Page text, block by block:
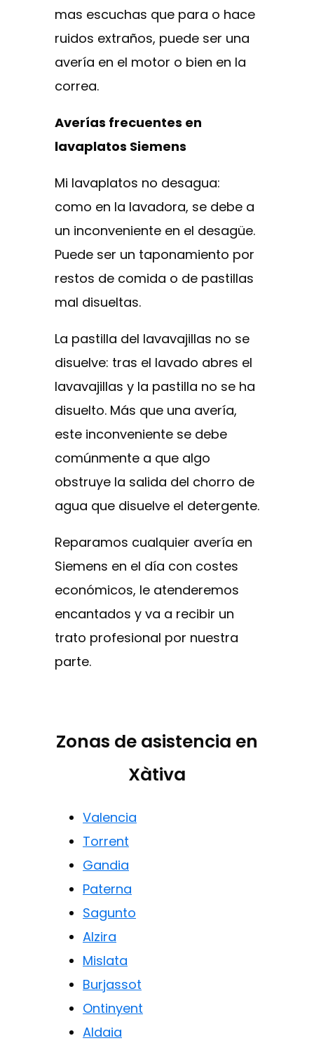
mas escuchas que para o hace
ruidos extraños, puede ser una
avería en el motor o bien en la
correa.
Averías frecuentes en
lavaplatos Siemens
Mi lavaplatos no desagua:
como en la lavadora, se debe a
un inconveniente en el desagüe.
Puede ser un taponamiento por
restos de comida o de pastillas
mal disueltas.
La pastilla del lavavajillas no se
disuelve: tras el lavado abres el
lavavajillas y la pastilla no se ha
disuelto. Más que una avería,
este inconveniente se debe
comúnmente a que algo
obstruye la salida del chorro de
agua que disuelve el detergente.
Reparamos cualquier avería en
Siemens en el día con costes
económicos, le atenderemos
encantados y va a recibir un
trato profesional por nuestra
parte.
Zonas de asistencia en
Xàtiva
Valencia
Torrent
Gandia
Paterna
Sagunto
Alzira
Mislata
Burjassot
Ontinyent
Aldaia